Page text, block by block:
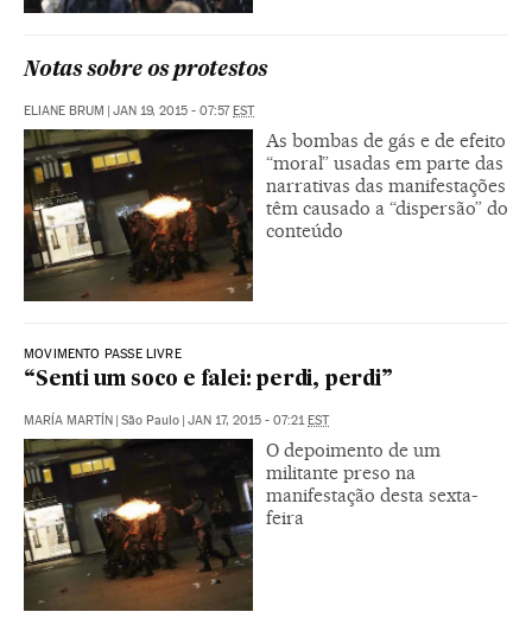
Notas sobre os protestos
ELIANE BRUM | JAN 19, 2015 - 07:57EST
As bombas de gás e de efeito
“moral” usadas em parte das
narrativas das manifestações
têm causado a “dispersão” do
conteúdo
MOVIMENTO PASSE LIVRE
“Senti um soco e falei: perdi, perdi”
MARÍA MARTÍN | São Paulo | JAN 17, 2015 - 07:21EST
O depoimento de um
militante preso na
manifestação desta sexta-
feira